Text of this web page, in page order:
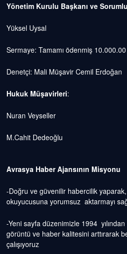
Yönetim Kurulu Başkanı ve
Yüksel Uysal
Sermaye: Tamamı ödenmiş
Denetçi: Mali Müşavir Cemil Erdoğan
Hukuk Müşavirleri:
Nuran Veyseller
M.Cahit Dedeoğlu
Avrasya Haber Ajansının Misyonu
-Doğru ve güvenilir habercilik
okuyucusuna yorumsuz aktarmayı
-Yeni sayfa düzenimizle 1994
görüntü ve haber kalitesini arttırarak
çalışıyoruz